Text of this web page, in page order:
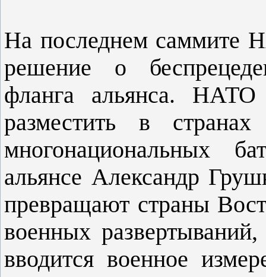
На последнем саммите
решение о
фланга альянса.
разместить в
многонациональных
альянсе Александр
превращают страны
военных
вводится военное